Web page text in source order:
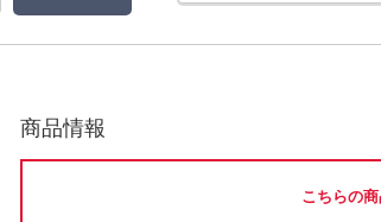
商品情報
こちらの